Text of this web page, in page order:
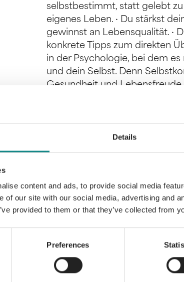
Details
content and ads, to provide social media
of our site with our social media, advertising and
provided to them or that they’ve collected from
Preferences
selbstbestimmt, statt gelebt
eigenes Leben. · Du stärkst
gewinnst an Lebensqualität. ·
konkrete Tipps zum direkten
in der Psychologie, bei dem
und dein Selbst. Denn
Gesundheit und Lebensfreude.